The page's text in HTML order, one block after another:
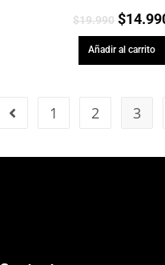
$19.990 $
Añadir al carrito
1 2 3